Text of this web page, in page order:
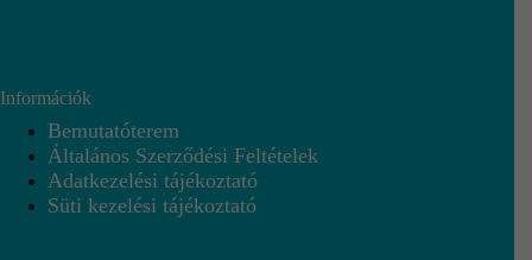
Információk
Bemutatóterem
Általános Szerződési Feltételek
Adatkezelési tájékoztató
Süti kezelési tájékoztató